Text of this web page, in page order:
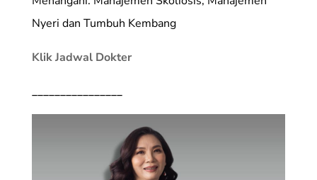
Nyeri dan Tumbuh Kembang
Klik Jadwal Dokter
________________